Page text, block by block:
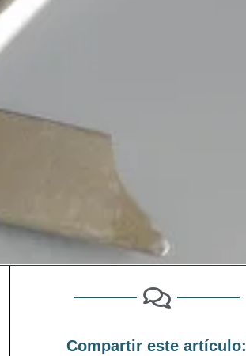
Compartir este artículo: